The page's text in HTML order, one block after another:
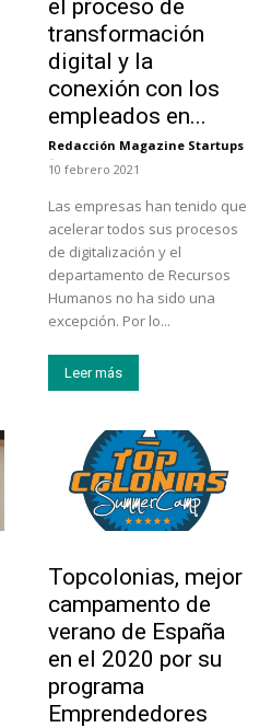
el proceso de
transformación
digital y la
conexión con los
empleados en...
Redacción Magazine Startups
-
10 febrero 2021
Las empresas han tenido que
acelerar todos sus procesos
de digitalización y el
departamento de Recursos
Humanos no ha sido una
excepción. Por lo...
Leer más
Topcolonias, mejor
campamento de
verano de España
en el 2020 por su
programa
Emprendedores